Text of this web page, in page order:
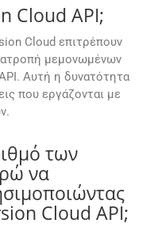
Cloud API;
Cloud επιτρέπουν
μεμονωμένων
Αυτή η δυνατότητα
που εργάζονται με
των
να
Cloud API;